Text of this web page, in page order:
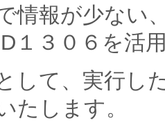
情報が少ない
１３０６を活
して、実行し
たします。